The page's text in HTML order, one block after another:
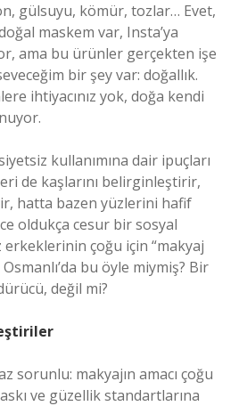
gülsuyu, kömür, tozlar… Evet,
maskem var, Insta’ya
ama bu ürünler gerçekten işe
bir şey var: doğallık.
ihtiyacınız yok, doğa kendi
kullanımına dair ipuçları
de kaşlarını belirginleştirir,
hatta bazen yüzlerini hafif
oldukça cesur bir sosyal
erkeklerinin çoğu için “makyaj
bu öyle miymiş? Bir
değil mi?
sorunlu: makyajın amacı çoğu
ve güzellik standartlarına